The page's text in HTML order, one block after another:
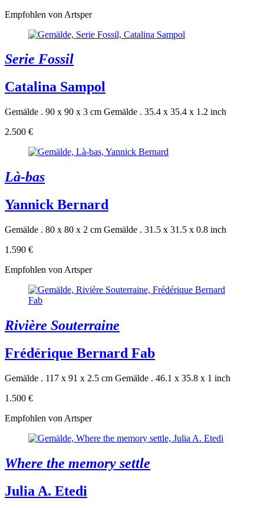
Empfohlen von Artsper
Serie Fossil
Catalina Sampol
Gemälde . 90 x 90 x 3 cm Gemälde . 35.4 x 35.4 x 1.2 inch
2.500 €
Là-bas
Yannick Bernard
Gemälde . 80 x 80 x 2 cm Gemälde . 31.5 x 31.5 x 0.8 inch
1.590 €
Empfohlen von Artsper
Rivière Souterraine
Frédérique Bernard Fab
Gemälde . 117 x 91 x 2.5 cm Gemälde . 46.1 x 35.8 x 1 inch
1.500 €
Empfohlen von Artsper
Where the memory settle
Julia A. Etedi